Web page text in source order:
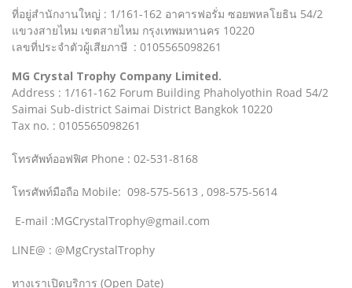
ที่อยู่สำนักงานใหญ่ : 1/161-162 อาคารฟอรั่ม ซอยพหลโยธิน 54/2
แขวงสายไหม เขตสายไหม กรุงเทพมหานคร 10220
เลขที่ประจำตัวผู้เสียภาษี : 0105565098261
MG Crystal Trophy Company Limited.
Address : 1/161-162 Forum Building Phaholyothin Road 54/2
Saimai Sub-district Saimai District Bangkok 10220
Tax no. : 0105565098261
โทรศัพท์ออฟฟิศ Phone : 02-531-8168
โทรศัพท์มือถือ Mobile: 098-575-5613 , 098-575-5614
E-mail :MGCrystalTrophy@gmail.com
LINE@ : @MgCrystalTrophy
ทางเราเปิดบริการ (Open Date)